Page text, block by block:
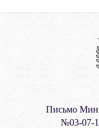
Письмо
№03-07-